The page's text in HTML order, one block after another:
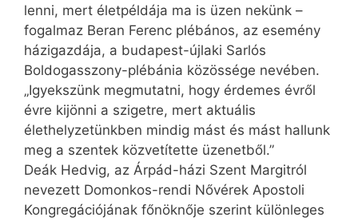
lenni, mert életpéldája ma is üzen nekünk –
fogalmaz Beran Ferenc plébános, az esemény
házigazdája, a budapest-újlaki Sarlós
Boldogasszony-plébánia közössége nevében.
„Igyekszünk megmutatni, hogy érdemes évről
évre kijönni a szigetre, mert aktuális
élethelyzetünkben mindig mást és mást hallunk
meg a szentek közvetítette üzenetből.”
Deák Hedvig, az Árpád-házi Szent Margitról
nevezett Domonkos-rendi Nővérek Apostoli
Kongregációjának főnöknője szerint különleges